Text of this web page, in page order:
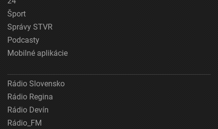
Šport
Správy STVR
Podcasty
Mobilné aplikácie
Rádio Slovensko
Rádio Regina
Rádio Devín
Rádio_FM